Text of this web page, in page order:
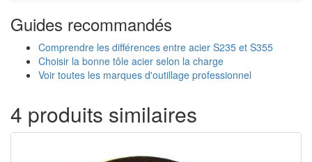
Guides recommandés
Comprendre les différences entre acier S235 et S355
Choisir la bonne tôle acier selon la charge
Voir toutes les marques d'outillage professionnel
4 produits similaires